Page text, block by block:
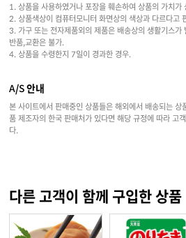
1. 상품을 사용하였거나 포장을 훼손하여 상품의 가치가
2. 상품색상이 컴퓨터모니터 화면상의 색상과 다르다고
3. 가구 또는 전자제품외의 제품은 배송상의 생활기스가
반품,교환은 불가.
4. 상품을 수령한지 7일이 경과한 경우.
A/S 안내
본 사이트에서 판매중인 상품들은 해외에서 배송되는
품 제조자의 한국 판매처가 있다면 해당 규정에 따라 고
다.
다른 고객이 함께 구입한 상품